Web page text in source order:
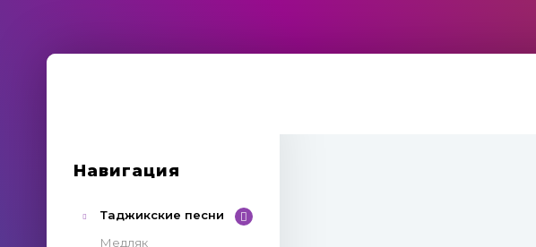
Навигация
Таджикские песни
Медляк